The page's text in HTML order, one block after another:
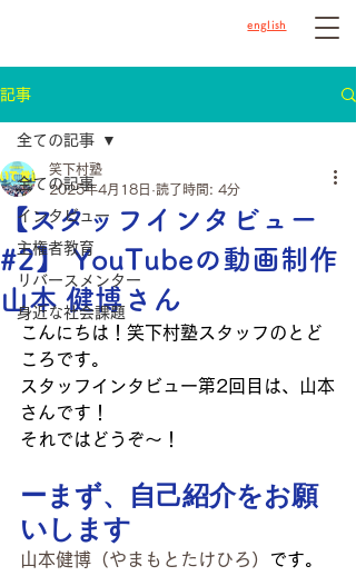
english
記事
全ての記事
インタビュー
主権者教育
リバースメンター
身近な社会課題
全ての記事
【スタッフインタビュー
#2】 YouTubeの動画制作
山本 健博さん
笑下村塾
2025年4月18日 読了時間: 4分
こんにちは！笑下村塾スタッフのとど
ころです。
スタッフインタビュー第2回目は、山本
さんです！
それではどうぞ〜！
ーまず、自己紹介をお願
いします
山本健博（やまもとたけひろ）
です。